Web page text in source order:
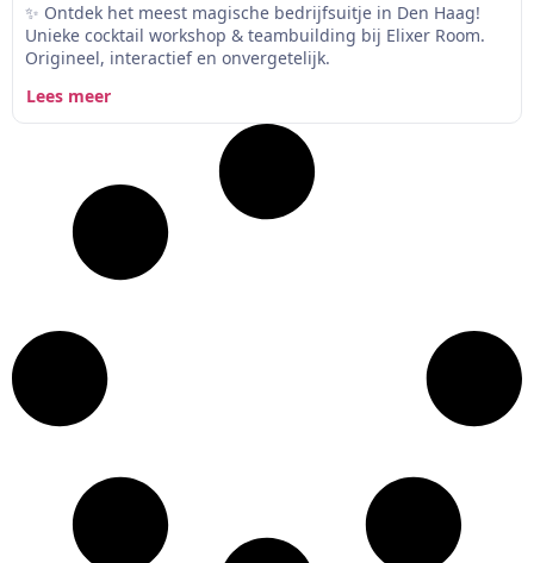
✨ Ontdek het meest magische bedrijfsuitje in Den Haag!
Unieke cocktail workshop & teambuilding bij Elixer Room.
Origineel, interactief en onvergetelijk.
Lees meer